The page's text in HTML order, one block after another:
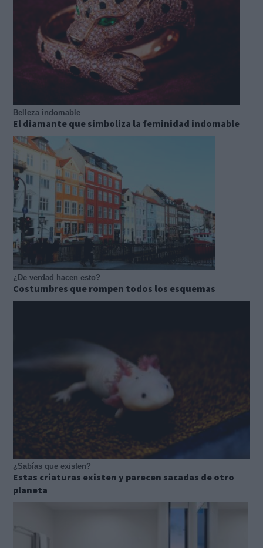
Belleza indomable
El diamante que simboliza la feminidad indomable
¿De verdad hacen esto?
Costumbres que rompen todos los esquemas
¿Sabías que existen?
Estas criaturas existen y parecen sacadas de otro
planeta